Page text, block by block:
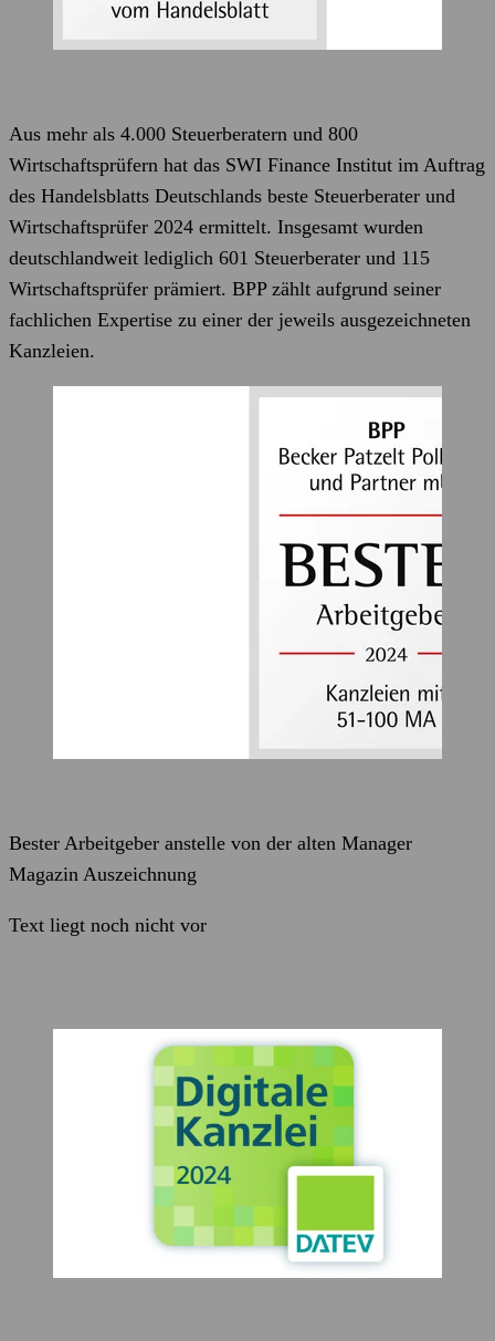
Aus mehr als 4.000 Steuerberatern und 800
Wirtschaftsprüfern hat das SWI Finance Institut im Auftrag
des Handelsblatts Deutschlands beste Steuerberater und
Wirtschaftsprüfer 2024 ermittelt. Insgesamt wurden
deutschlandweit lediglich 601 Steuerberater und 115
Wirtschaftsprüfer prämiert. BPP zählt aufgrund seiner
fachlichen Expertise zu einer der jeweils ausgezeichneten
Kanzleien.
Bester Arbeitgeber anstelle von der alten Manager
Magazin Auszeichnung
Text liegt noch nicht vor